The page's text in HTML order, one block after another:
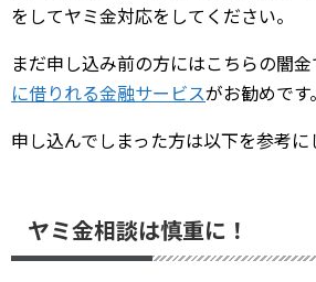
をしてヤミ金対応をしてください。
まだ申し込み前の方にはこちらの闇
に借りれる金融サービスがお勧めです。
申し込んでしまった方は以下を参考に
ヤミ金相談は慎重に！